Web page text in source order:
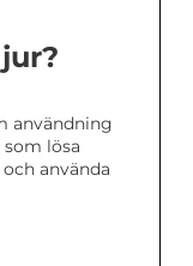
användning
lösa
använda